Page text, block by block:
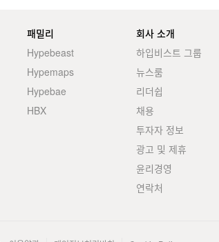
패밀리
Hypebeast
Hypemaps
Hypebae
HBX
회사 소개
하입비스트 그룹
뉴스룸
리더쉽
채용
투자자 정보
광고 및 제휴
윤리경영
연락처